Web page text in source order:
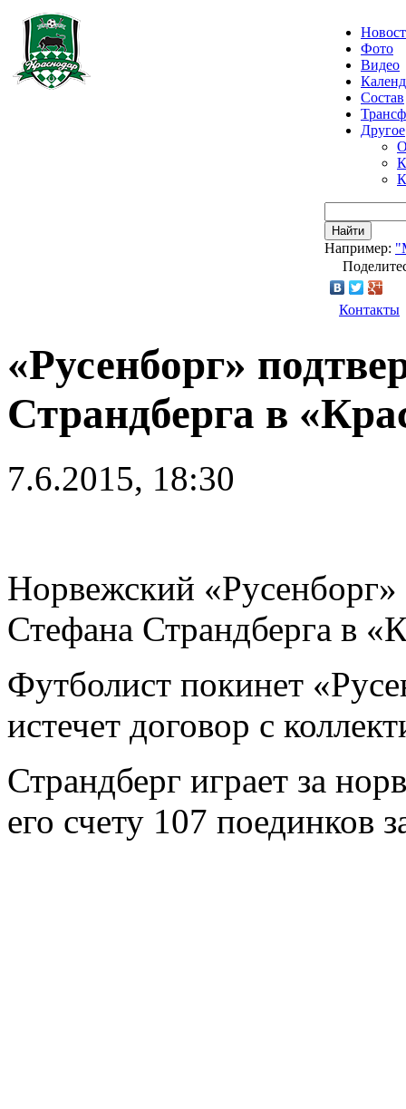
Фото
Видео
Состав
Другое
Найти
Например:
Контакты
«Русенборг»
Страндберга в
7.6.2015, 18:30
Норвежский
Стефана Страндберга в
Футболист покинет
истечет договор с
Страндберг играет за
его счету 107 поединков